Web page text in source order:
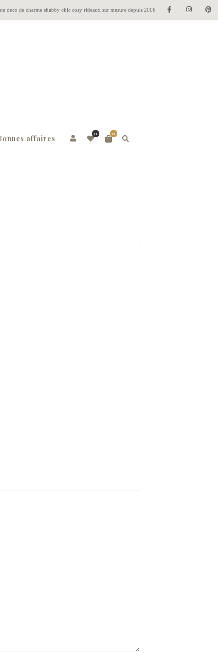
deco de charme shabby chic cosy rideaux sur mesure depuis 2006
0
0
affaires